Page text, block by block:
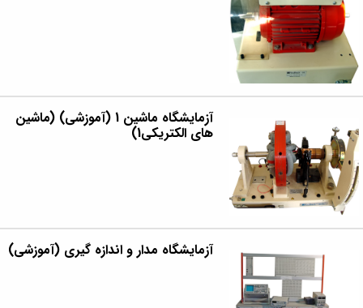
آزمایشگاه ماشین 1 (آموزشی) (ماشین
های الکتریکی1)
آزمایشگاه مدار و اندازه گیری (آموزشی)